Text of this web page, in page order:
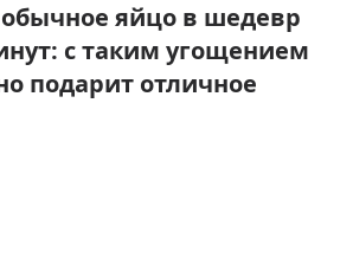
яйцо в шедевр
с таким угощением
подарит отличное